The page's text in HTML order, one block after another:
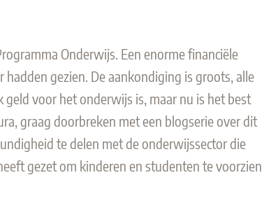
Onderwijs. Een enorme financiële
gezien. De aankondiging is groots, alle
geld voor het onderwijs is maar nu is het best
graag doorbreken met een blogserie over dit
te delen met de onderwijssector die
gezet om kinderen en studenten te voorzien